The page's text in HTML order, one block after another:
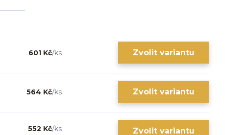
601 Kč/ks Zvolit variantu
564 Kč/ks Zvolit variantu
552 Kč/ks Zvolit variantu